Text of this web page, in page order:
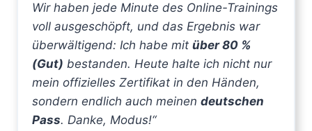
Wir haben jede Minute des Online-Trainings
voll ausgeschöpft, und das Ergebnis war
überwältigend: Ich habe mit über 80 %
(Gut) bestanden. Heute halte ich nicht nur
mein offizielles Zertifikat in den Händen,
sondern endlich auch meinen deutschen
Pass. Danke, Modus!“